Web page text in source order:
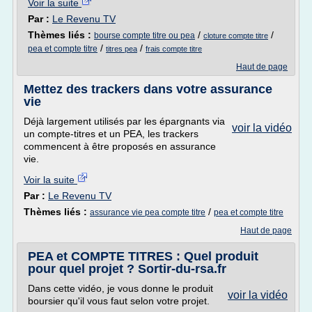
Voir la suite
Par : Le Revenu TV
Thèmes liés : bourse compte titre ou pea / cloture compte titre /
pea et compte titre / titres pea / frais compte titre
Haut de page
Mettez des trackers dans votre assurance
vie
voir la vidéo
Déjà largement utilisés par les épargnants via
un compte-titres et un PEA, les trackers
commencent à être proposés en assurance
vie.
Voir la suite
Par : Le Revenu TV
Thèmes liés : assurance vie pea compte titre / pea et compte titre
Haut de page
PEA et COMPTE TITRES : Quel produit
pour quel projet ? Sortir-du-rsa.fr
voir la vidéo
Dans cette vidéo, je vous donne le produit
boursier qu'il vous faut selon votre projet.